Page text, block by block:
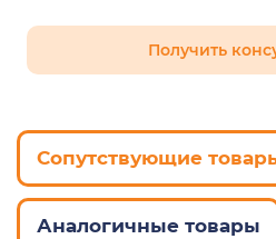
Получить
Сопутствующие
Аналогичные товары